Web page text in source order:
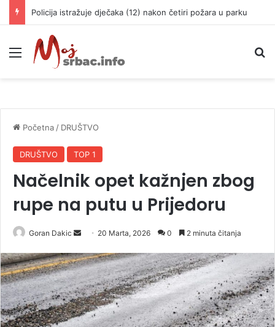
Policija istražuje dječaka (12) nakon četiri požara u parku
Meni
Početna / DRUŠTVO
DRUŠTVO TOP 1
Načelnik opet kažnjen zbog
rupe na putu u Prijedoru
Goran Dakic
n
a
n
e
20 Marta, 2026 0 2 minuta čitanja